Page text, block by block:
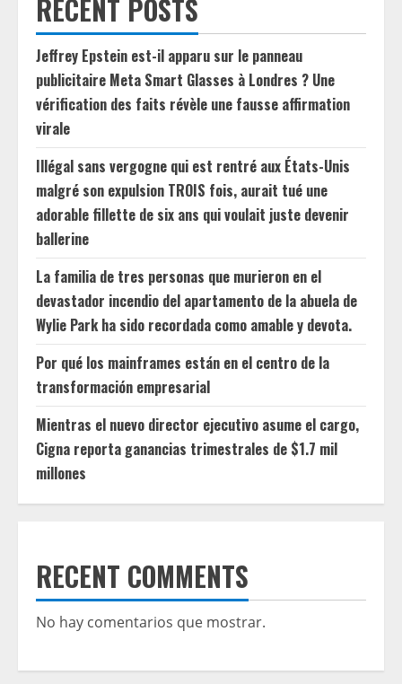
RECENT POSTS
Jeffrey Epstein est-il apparu sur le panneau
publicitaire Meta Smart Glasses à Londres ? Une
vérification des faits révèle une fausse affirmation
virale
Illégal sans vergogne qui est rentré aux États-Unis
malgré son expulsion TROIS fois, aurait tué une
adorable fillette de six ans qui voulait juste devenir
ballerine
La familia de tres personas que murieron en el
devastador incendio del apartamento de la abuela de
Wylie Park ha sido recordada como amable y devota.
Por qué los mainframes están en el centro de la
transformación empresarial
Mientras el nuevo director ejecutivo asume el cargo,
Cigna reporta ganancias trimestrales de $1.7 mil
millones
RECENT COMMENTS
No hay comentarios que mostrar.